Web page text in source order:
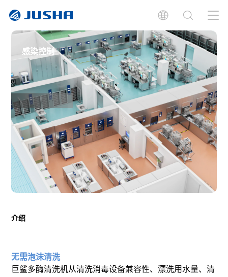
介绍 案例研究
感染控制
介绍
无需泡沫清洗
巨鲨多酶清洗机从清洗消毒设备兼容性、漂洗用水量、清